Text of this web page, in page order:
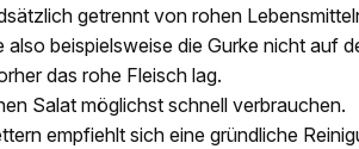
getrennt von rohen
beispielsweise die Gurke nicht auf
das rohe Fleisch lag.
Salat möglichst schnell verbrauchen.
empfiehlt sich eine gründliche